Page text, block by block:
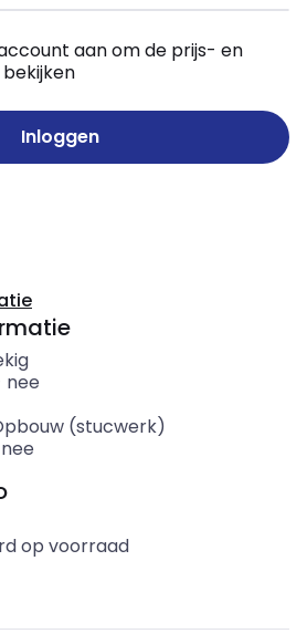
aan om de prijs- en
Inloggen
nee
(stucwerk)
nee
op voorraad